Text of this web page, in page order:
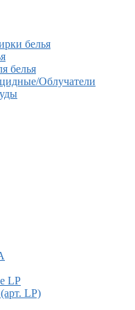
белья
белья
Облучатели
LP
LP)